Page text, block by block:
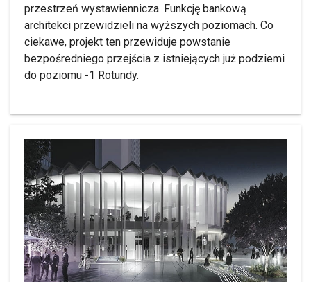
przestrzeń wystawiennicza. Funkcję bankową
architekci przewidzieli na wyższych poziomach. Co
ciekawe, projekt ten przewiduje powstanie
bezpośredniego przejścia z istniejących już podziemi
do poziomu -1 Rotundy.